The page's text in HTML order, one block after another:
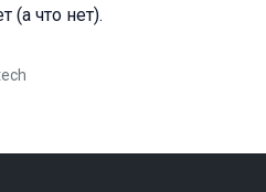
(а что нет).